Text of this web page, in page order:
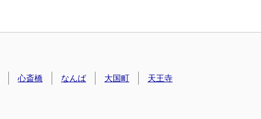
心斎橋 なんば 大国町
天王寺